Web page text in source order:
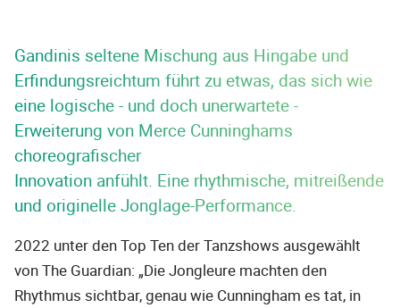
Gandinis seltene Mischung aus Hingabe und
Erfindungsreichtum führt zu etwas, das sich wie
eine logische - und doch unerwartete -
Erweiterung von Merce Cunninghams
choreografischer
Innovation anfühlt. Eine rhythmische, mitreißende
und originelle Jonglage-Performance.
2022 unter den Top Ten der Tanzshows ausgewählt
von The Guardian: „Die Jongleure machten den
Rhythmus sichtbar, genau wie Cunningham es tat, in